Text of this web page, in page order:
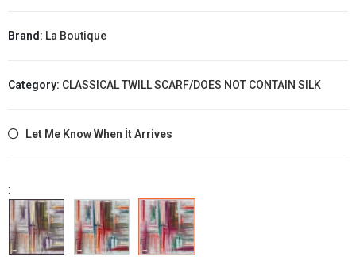
Brand: La Boutique
Category: CLASSICAL TWILL SCARF/DOES NOT CONTAIN SILK
Let Me Know When İt Arrives
: